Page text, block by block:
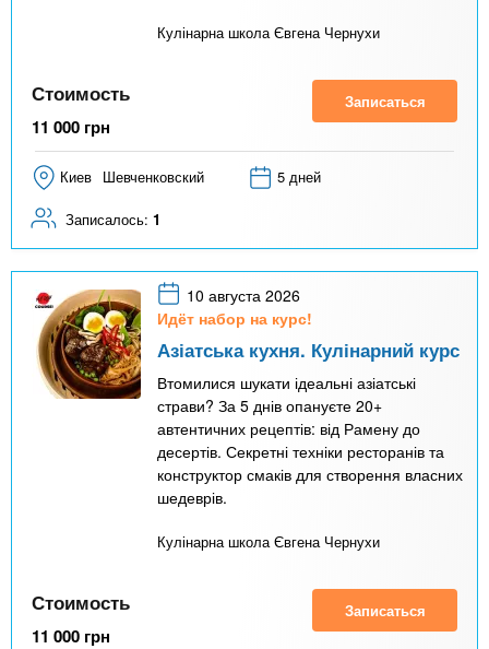
Кулінарна школа Євгена Чернухи
Стоимость
11 000 грн
Записаться
Киев Шевченковский 5 дней
Записалось: 1
10 августа 2026
Идёт набор на курс!
Азіатська кухня. Кулінарний курс
Втомилися шукати ідеальні азіатські
страви? За 5 днів опануєте 20+
автентичних рецептів: від Рамену до
десертів. Секретні техніки ресторанів та
конструктор смаків для створення власних
шедеврів.
Кулінарна школа Євгена Чернухи
Стоимость
11 000 грн
Записаться